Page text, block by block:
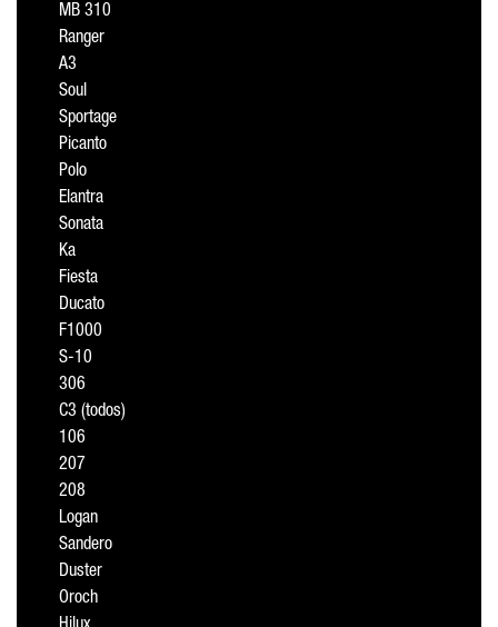
MB 310
Ranger
A3
Soul
Sportage
Picanto
Polo
Elantra
Sonata
Ka
Fiesta
Ducato
F1000
S-10
306
C3 (todos)
106
207
208
Logan
Sandero
Duster
Oroch